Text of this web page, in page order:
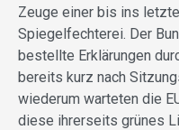
Zeuge einer bis ins
Spiegelfechterei. Der
bestellte Erklärungen
bereits kurz nach
wiederum warteten die
diese ihrerseits grünes